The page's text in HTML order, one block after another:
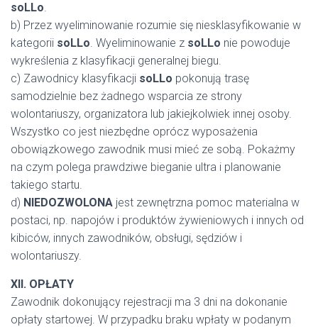
soLLo.
b) Przez wyeliminowanie rozumie się niesklasyfikowanie w
kategorii soLLo. Wyeliminowanie z soLLo nie powoduje
wykreślenia z klasyfikacji generalnej biegu.
c) Zawodnicy klasyfikacji soLLo pokonują trasę
samodzielnie bez żadnego wsparcia ze strony
wolontariuszy, organizatora lub jakiejkolwiek innej osoby.
Wszystko co jest niezbędne oprócz wyposażenia
obowiązkowego zawodnik musi mieć ze sobą. Pokażmy
na czym polega prawdziwe bieganie ultra i planowanie
takiego startu.
d) NIEDOZWOLONA jest zewnętrzna pomoc materialna w
postaci, np. napojów i produktów żywieniowych i innych od
kibiców, innych zawodników, obsługi, sędziów i
wolontariuszy.
XII. OPŁATY
Zawodnik dokonujący rejestracji ma 3 dni na dokonanie
opłaty startowej. W przypadku braku wpłaty w podanym